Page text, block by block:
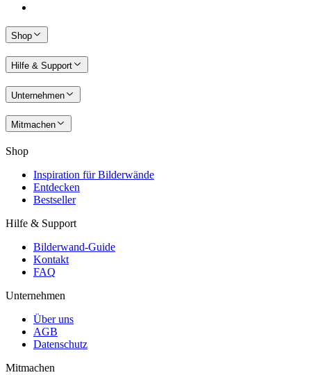
Shop
Hilfe & Support
Unternehmen
Mitmachen
Shop
Inspiration für Bilderwände
Entdecken
Bestseller
Hilfe & Support
Bilderwand-Guide
Kontakt
FAQ
Unternehmen
Über uns
AGB
Datenschutz
Mitmachen